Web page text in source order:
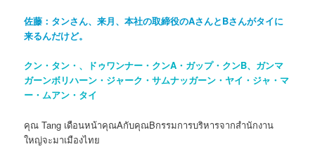
佐藤：タンさん、来月、本社の取締役のAさんとBさんがタイに
来るんだけど。
クン・タン・、ドゥワンナー・クンA・ガップ・クンB、ガンマ
ガーンボリハーン・ジャーク・サムナッガーン・ヤイ・ジャ・マ
ー・ムアン・タイ
คุณ Tang เดือนหน้าคุณAกับคุณBกรรมการบริหารจากสำนักงาน
ใหญ่จะมาเมืองไทย